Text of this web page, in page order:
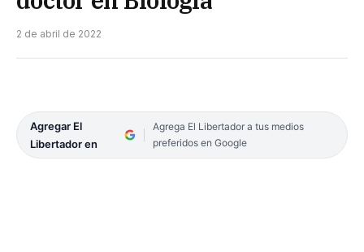
2 de abril de 2022
Agregar El
Libertador en
Agrega El Libertador a tus medios
preferidos en Google